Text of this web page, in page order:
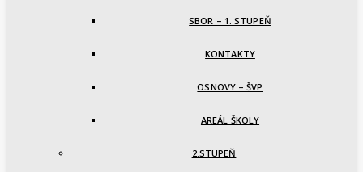
SBOR – 1. STUPEŇ
KONTAKTY
OSNOVY – ŠVP
AREÁL ŠKOLY
2.STUPEŇ